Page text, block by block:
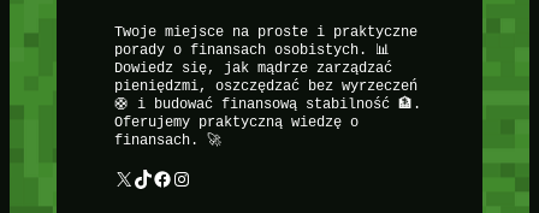
Twoje miejsce na proste i praktyczne
porady o finansach osobistych. 📊
Dowiedz się, jak mądrze zarządzać
pieniędzmi, oszczędzać bez wyrzeczeń
🛟 i budować finansową stabilność 🏦.
Oferujemy praktyczną wiedzę o
finansach. 🚀
X TikTok Facebook Instagram